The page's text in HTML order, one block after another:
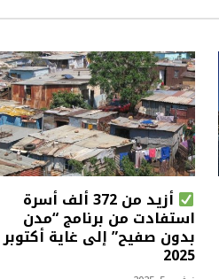
أزيد من 372 ألف أسرة
استفادت من برنامج “مدن
بدون صفيح” إلى غاية أكتوبر
2025